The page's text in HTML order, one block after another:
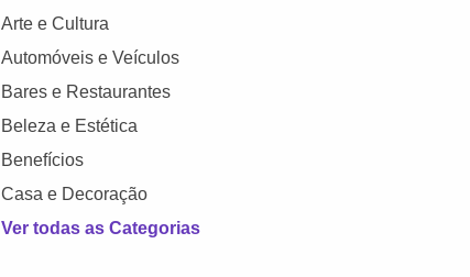
Arte e Cultura
Automóveis e Veículos
Bares e Restaurantes
Beleza e Estética
Benefícios
Casa e Decoração
Ver todas as Categorias